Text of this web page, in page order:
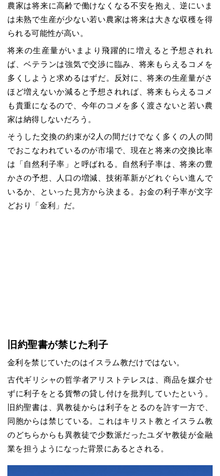
農家は将来に高齢で働けなくなる不安を抱え、逆にいま
は未熟で生産が少ない若い農家は将来は大きな収穫を得
られる可能性が高い。
将来の生産量がいまより飛躍的に増えると予想されれ
ば、ベテランは強気で交渉に臨み、将来もらえるコメを
多くしようと求めるはずだ。反対に、将来の生産量がさ
ほど増えないか減ると予想されれば、将来もらえるコメ
も貴重になるので、今年のコメを多く渡さないと若い農
家は納得しないだろう。
そうした交換の約束が2人の間だけでなく多くの人の間
でおこなわれているのが市場で、現在と将来の交換比率
は「自然利子率」と呼ばれる。自然利子率は、将来の豊
かさの予想、人口の増減、技術革新がどれぐらい進んで
いるか、といった見方から決まる。お金の利子率が文字
どおり「金利」だ。
旧約聖書が禁じた利子
金利を禁じていたのはイスラム教だけではない。
古代ギリシャの哲学者アリストテレスは、商品を媒介せ
ずに利子をとる貨幣の貸し付けを批判していたという。
旧約聖書は、異教徒からは利子をとるのを許す一方で、
同胞からは禁じている。これはキリスト教とイスラム教
のどちらからも異教徒で少数派だったユダヤ教徒が金融
業を担うようになった背景にあるとされる。